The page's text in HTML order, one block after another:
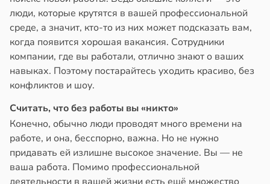
люди, которые крутятся в вашей профессиональной
среде, а значит, кто-то из них может подсказать вам,
когда появится хорошая вакансия. Сотрудники
компании, где вы работали, отлично знают о ваших
навыках. Поэтому постарайтесь уходить красиво, без
конфликтов и шоу.
Считать, что без работы вы «никто»
Конечно, обычно люди проводят много времени на
работе, и она, бесспорно, важна. Но не нужно
придавать ей излишне высокое значение. Вы — не
ваша работа. Помимо профессиональной